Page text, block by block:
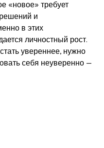
«новое» требует
и
в этих
личностный рост.
увереннее, нужно
себя неуверенно —